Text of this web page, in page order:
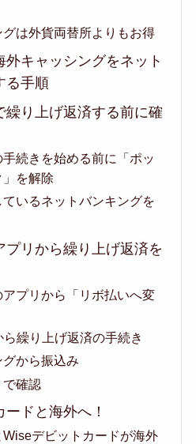
は外貨両替所よりもお得
外キャッシングをネット
る手順
繰り上げ返済する前に確
続きを始める前に「ポッ
を解除
いるネットバンキングを
プリから繰り上げ返済を
プリから「リボ払いへ変
繰り上げ返済の手続き
から振込み
で確認
ドと海外へ！
デビットカードが海外